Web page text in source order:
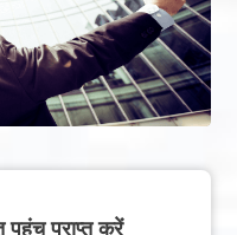
प्राप्त करें